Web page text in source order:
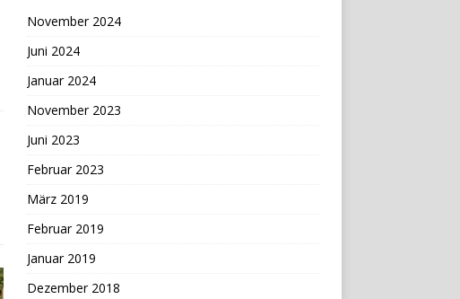
November 2024
Juni 2024
Januar 2024
November 2023
Juni 2023
Februar 2023
März 2019
Februar 2019
Januar 2019
Dezember 2018